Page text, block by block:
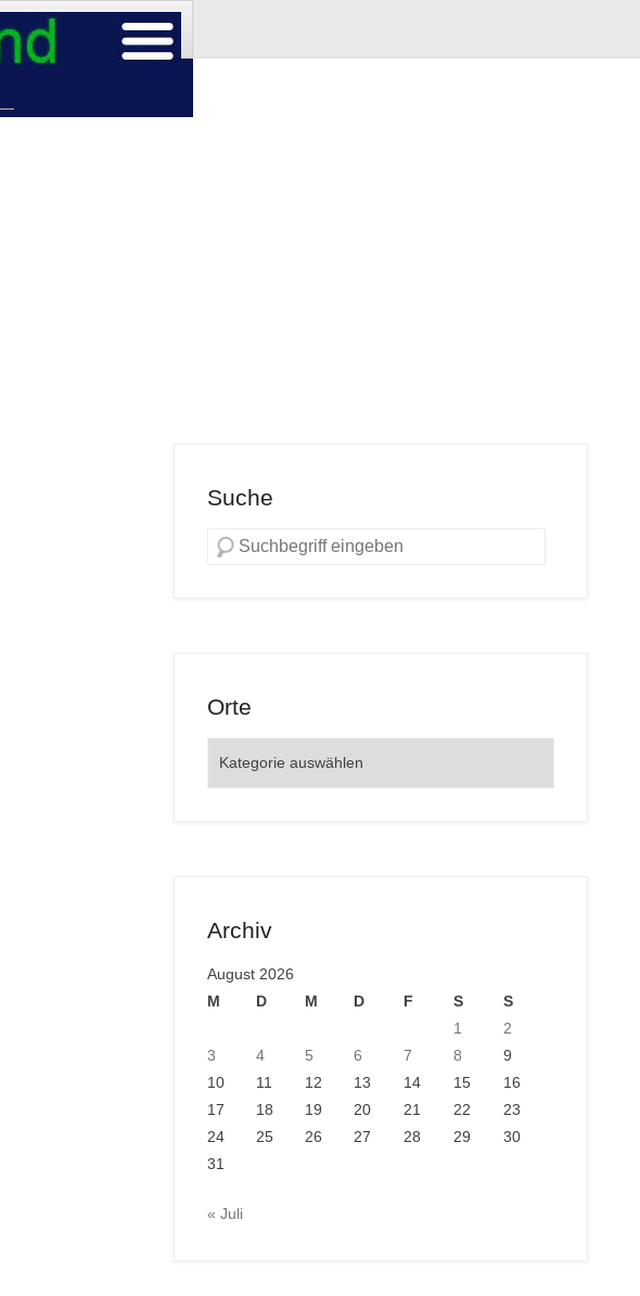
Suche
Orte
Archiv
August 2026
M
D M D F S
S
1
2
3
4 5 6 7 8
9
10
11 12 13 14 15
16
17
18 19 20 21 22
23
24
25 26 27 28 29
30
31
« Juli